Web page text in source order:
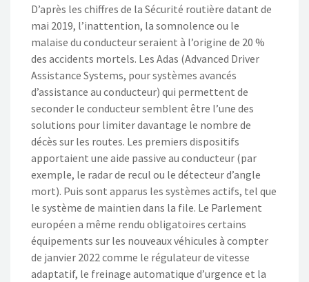
D’après les chiffres de la Sécurité routière datant de
mai 2019, l’inattention, la somnolence ou le
malaise du conducteur seraient à l’origine de 20 %
des accidents mortels. Les Adas (Advanced Driver
Assistance Systems, pour systèmes avancés
d’assistance au conducteur) qui permettent de
seconder le conducteur semblent être l’une des
solutions pour limiter davantage le nombre de
décès sur les routes. Les premiers dispositifs
apportaient une aide passive au conducteur (par
exemple, le radar de recul ou le détecteur d’angle
mort). Puis sont apparus les systèmes actifs, tel que
le système de maintien dans la file. Le Parlement
européen a même rendu obligatoires certains
équipements sur les nouveaux véhicules à compter
de janvier 2022 comme le régulateur de vitesse
adaptatif, le freinage automatique d’urgence et la